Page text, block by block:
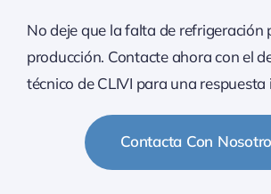
No deje que la falta de refrigeración
producción. Contacte ahora con el
técnico de CLIVI para una
Contacta Con